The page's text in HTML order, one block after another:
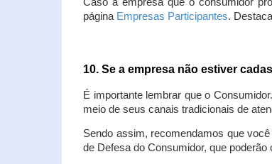
página Empresas Participantes.
10. Se a empresa não estiver
É importante lembrar que o
meio de seus canais tradicionais de
Sendo assim, recomendamos que
de Defesa do Consumidor, que